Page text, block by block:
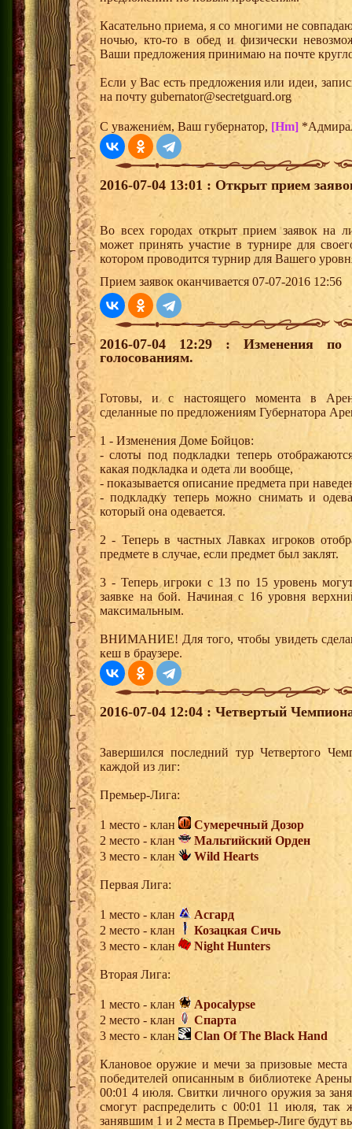
Касательно приема, я со многими не
ночью, кто-то в обед и физически
Ваши предложения принимаю на почте
Если у Вас есть предложения или идеи,
на почту gubernator@secretguard.org
С уважением, Ваш губернатор, [Hm]
2016-07-04 13:01 : Открыт прием
Во всех городах открыт прием заявок на
может принять участие в турнире для
котором проводится турнир для Вашего
Прием заявок оканчивается 07-07-2016 12:56
2016-07-04 12:29 : Изменения по
голосованиям.
Готовы, и с настоящего момента в
сделанные по предложениям Губернатора
1 - Изменения Доме Бойцов:
- слоты под подкладки теперь
какая подкладка и одета ли вообще,
- показывается описание предмета при
- подкладку теперь можно снимать и
который она одевается.
2 - Теперь в частных Лавках игроков
предмете в случае, если предмет был заклят.
3 - Теперь игроки с 13 по 15 уровень
заявке на бой. Начиная с 16 уровня
максимальным.
ВНИМАНИЕ! Для того, чтобы увидеть
кеш в браузере.
2016-07-04 12:04 : Четвертый
Завершился последний тур Четвертого
каждой из лиг:
Премьер-Лига:
1 место - клан
Сумеречный Дозор
2 место - клан
Мальтийский Орден
3 место - клан
Wild Hearts
Первая Лига:
1 место - клан
Асгард
2 место - клан
Козацкая Сичь
3 место - клан
Night Hunters
Вторая Лига:
1 место - клан
Apocalypse
2 место - клан
Спарта
3 место - клан
Clan Of The Black Hand
Клановое оружие и мечи за призовые
победителей описанным в библиотеке
00:01 4 июля. Свитки личного оружия за
смогут распределить с 00:01 11 июля, так
занявшим 1 и 2 места в Премьер-Лиге будут